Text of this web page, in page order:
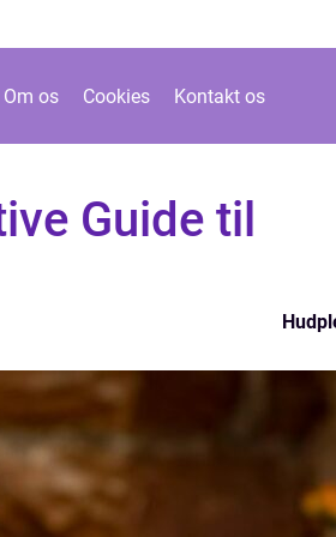
Om os Cookies Kontakt os
Guide til